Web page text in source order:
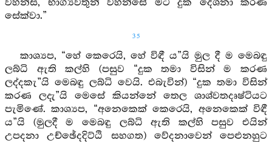
වහන්ස, භාග්‍යවතුන් වහන්සේ මට දුක දේශනා කරණ
සේක්වා.”
35
කාශ්‍යප, “හේ කෙරෙයි, හේ විඳී ය”යි මුල දී ම මෙබඳු
ලබ්ධි ඇති කල්හි (පසුව “දුක තමා විසින් ම කරණ
ලද්දකැ”යි මෙබඳු ලබ්ධි වෙයි. එබැවින්) “දුක තමා විසින්
කරණ ලදැ”යි මෙසේ කියන්නේ තෙල ශාශ්වතදෘෂ්ටියට
පැමිණේ. කාශ්‍යප, “අනෙකෙක් කෙරෙයි, අනෙකෙක් විඳී
ය”යි (මුලදී ම මෙබඳු ලබ්ධි ඇති කල්හි පසුව එයින්
උපදනා උච්ඡේදදිට්ඨි සහගත) වේදනාවෙන් පෙළුනහුට